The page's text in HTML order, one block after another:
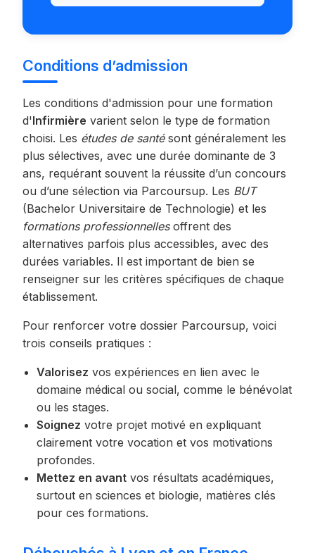
Conditions d’admission
Les conditions d'admission pour une formation
d'Infirmière varient selon le type de formation
choisi. Les études de santésont généralement les
plus sélectives, avec une durée dominante de 3
ans, requérant souvent la réussite d’un concours
ou d’une sélection via Parcoursup. Les BUT
(Bachelor Universitaire de Technologie) et les
formations professionnellesoffrent des
alternatives parfois plus accessibles, avec des
durées variables. Il est important de bien se
renseigner sur les critères spécifiques de chaque
établissement.
Pour renforcer votre dossier Parcoursup, voici
trois conseils pratiques :
Valorisez vos expériences en lien avec le
domaine médical ou social, comme le bénévolat
ou les stages.
Soignez votre projet motivé en expliquant
clairement votre vocation et vos motivations
profondes.
Mettez en avant vos résultats académiques,
surtout en sciences et biologie, matières clés
pour ces formations.